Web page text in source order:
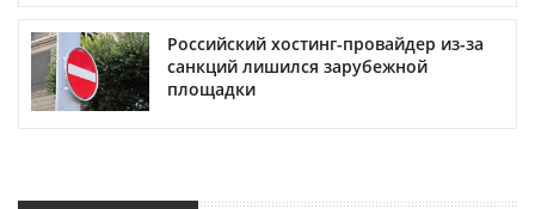
Российский хостинг-провайдер из-за
санкций лишился зарубежной
площадки